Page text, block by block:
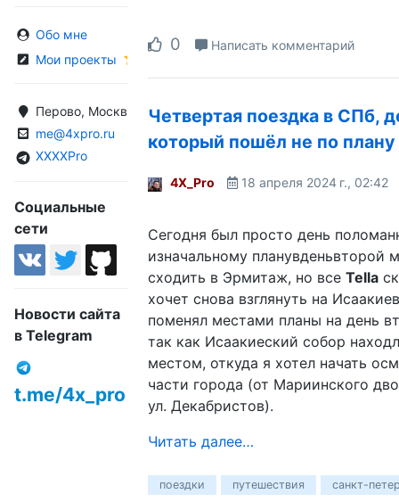
Обо мне
Мои проекты
Перово, Москва, Россия
me@4xpro.ru
XXXXPro
Социальные
сети
Новости сайта
в Telegram
t.me/4x_pro
0 Написать комментарий
Четвертая поездка в СПб,
который пошёл не по плану
4X_Pro 18 апреля 2024 г., 02:42
Сегодня был просто день
изначальному планувденьвторой
сходить в Эрмитаж, но все Tella
хочет снова взглянуть на
поменял местами планы на день
так как Исаакиеский собор
местом, откуда я хотел начать
части города (от Мариинского
ул. Декабристов).
Читать далее…
поездки путешествия санкт-